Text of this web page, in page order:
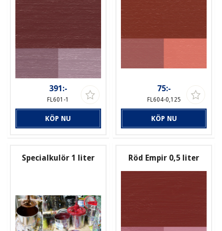
391:-
FL601-1
KÖP NU
75:-
FL604-0,125
KÖP NU
Specialkulör 1 liter Röd Empir 0,5 liter